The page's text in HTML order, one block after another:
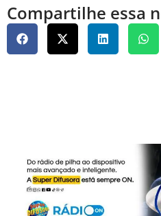
Compartilhe essa